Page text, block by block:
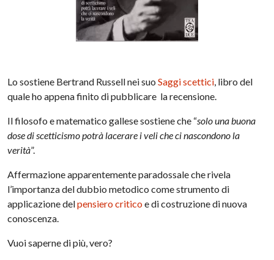
Lo sostiene Bertrand Russell nei suoSaggi scettici, libro del
quale ho appena finito di pubblicare la recensione.
Il filosofo e matematico gallese sostiene che “solo una buona
dose di scetticismo potrà lacerare i veli che ci nascondono la
verità”.
Affermazione apparentemente paradossale che rivela
l’importanza del dubbio metodico come strumento di
applicazione delpensiero criticoe di costruzione di nuova
conoscenza.
Vuoi saperne di più, vero?